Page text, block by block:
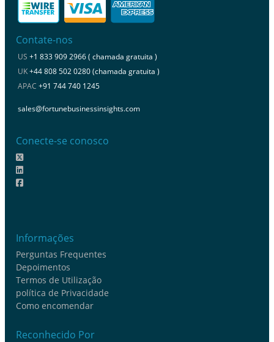
Contate-nos
US +1 833 909 2966 ( chamada gratuita )
UK+44 808 502 0280 (chamada gratuita )
APAC +91 744 740 1245
sales@fortunebusinessinsights.com
Conecte-se conosco
Informações
Perguntas Frequentes
Depoimentos
Termos de Utilização
política de Privacidade
Como encomendar
Reconhecido Por